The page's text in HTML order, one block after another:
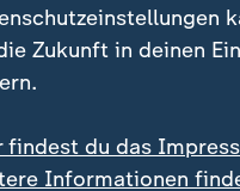
rauslassen
für die Bayern am
Zukunft in deinen
findest du das
Informationen